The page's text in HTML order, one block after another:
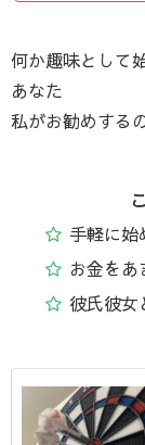
何か趣味として
あなた
私がお勧めする
手軽に始
お金をあ
彼氏彼女